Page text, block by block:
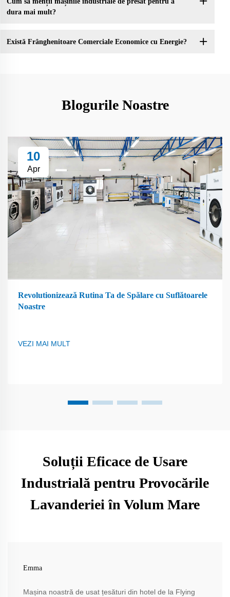
dura mai mult?
Există Frânghenitoare Comerciale Economice cu Energie?
Blogurile Noastre
10
Apr
Revolutionizează Rutina Ta de Spălare cu Suflătoarele
Noastre
VEZI MAI MULT
Soluții Eficace de Usare
Industrială pentru Provocările
Lavanderiei în Volum Mare
Emma
Mașina noastră de usat țesături din hotel de la Flying